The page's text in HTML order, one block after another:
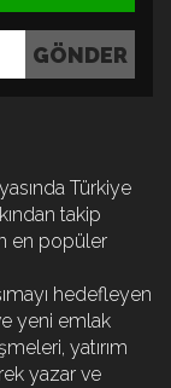
Türkiye
takip
en popüler
hedefleyen
yeni emlak
yatırım
yazar ve